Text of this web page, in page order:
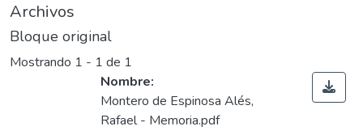
Archivos
Bloque original
Mostrando 1 - 1 de 1
Nombre:
Montero de Espinosa Alés,
Rafael - Memoria.pdf